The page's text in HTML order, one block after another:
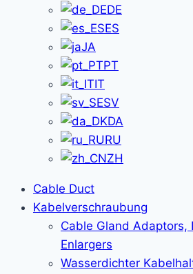
DE
ES
JA
PT
IT
SV
DA
RU
ZH
Cable Duct
Kabelverschraubung
Cable Gland Adaptors,
Enlargers
Wasserdichter